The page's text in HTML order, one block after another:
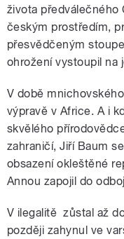
života předválečného
českým prostředím,
přesvědčeným
ohrožení vystoupil na
V době
výpravě v Africe. A i
skvělého
zahraničí, Jiří Baum
obsazení okleštěné
Annou zapojil do
V ilegalitě zůstal až
později zahynul ve